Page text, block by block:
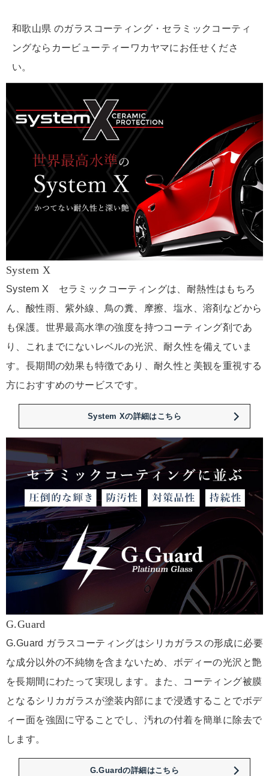
和歌山県 のガラスコーティング・セラミックコーティ
ングならカービューティーワカヤマにお任せくださ
い。
System X
System X セラミックコーティングは、耐熱性はもちろ
ん、酸性雨、紫外線、鳥の糞、摩擦、塩水、溶剤などから
も保護。世界最高水準の強度を持つコーティング剤であ
り、これまでにないレベルの光沢、耐久性を備えていま
す。長期間の効果も特徴であり、耐久性と美観を重視する
方におすすめのサービスです。
System Xの詳細はこちら
G.Guard
G.Guard ガラスコーティングはシリカガラスの形成に必要
な成分以外の不純物を含まないため、ボディーの光沢と艶
を長期間にわたって実現します。また、コーティング被膜
となるシリカガラスが塗装内部にまで浸透することでボデ
ィー面を強固に守ることでし、汚れの付着を簡単に除去で
します。
G.Guardの詳細はこちら